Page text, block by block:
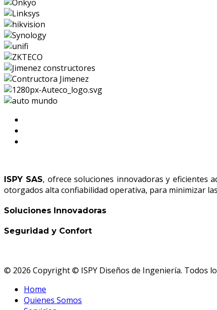
ISPY SAS, ofrece soluciones innovadoras y eficientes
otorgados alta confiabilidad operativa, para minimizar
Soluciones Innovadoras
Seguridad y Confort
© 2026 Copyright © ISPY Diseños de Ingeniería. Todos
Home
Quienes Somos